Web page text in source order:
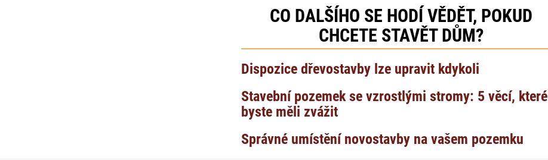
CO DALŠÍHO SE HODÍ VĚDĚT, POKUD
CHCETE STAVĚT DŮM?
Dispozice dřevostavby lze upravit kdykoli
Stavební pozemek se vzrostlými stromy: 5 věcí, které
byste měli zvážit
Správné umístění novostavby na vašem pozemku